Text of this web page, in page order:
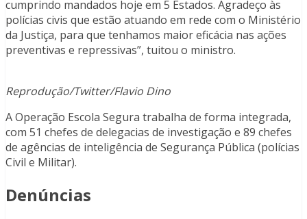
cumprindo mandados hoje em 5 Estados. Agradeço às
polícias civis que estão atuando em rede com o Ministério
da Justiça, para que tenhamos maior eficácia nas ações
preventivas e repressivas”, tuitou o ministro.
Reprodução/Twitter/Flavio Dino
A Operação Escola Segura trabalha de forma integrada,
com 51 chefes de delegacias de investigação e 89 chefes
de agências de inteligência de Segurança Pública (polícias
Civil e Militar).
Denúncias